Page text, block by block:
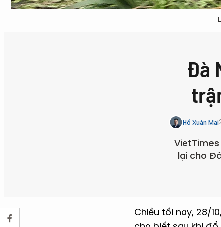
Đà
Hồ Xuân Mai
lại cho
Chiều tối nay, 28/